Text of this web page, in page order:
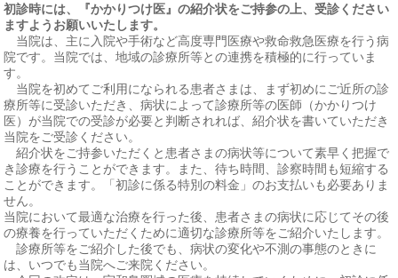
初診時には、『かかりつけ医』の紹介状をご持参の上、受診ください
ますようお願いいたします。
当院は、主に入院や手術など高度専門医療や救命救急医療を行う病
院です。当院では、地域の診療所等との連携を積極的に行っていま
す。
当院を初めてご利用になられる患者さまは、まず初めにご近所の診
療所等に受診いただき、病状によって診療所等の医師（かかりつけ
医）が当院での受診が必要と判断されれば、紹介状を書いていただき
当院をご受診ください。
紹介状をご持参いただくと患者さまの病状等について素早く把握で
き診療を行うことができます。また、待ち時間、診察時間も短縮する
ことができます。「初診に係る特別の料金」のお支払いも必要ありま
せん。
当院において最適な治療を行った後、患者さまの病状に応じてその後
の療養を行っていただくために適切な診療所等をご紹介いたします。
診療所等をご紹介した後でも、病状の変化や不測の事態のときに
は、いつでも当院へご来院ください。